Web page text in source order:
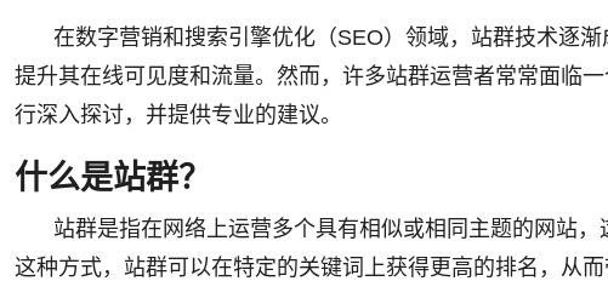
在数字营销和搜索引擎优化（SEO）领域，站群技术逐
提升其在线可见度和流量。然而，许多站群运营者常常面临
行深入探讨，并提供专业的建议。
什么是站群？
站群是指在网络上运营多个具有相似或相同主题的网站
这种方式，站群可以在特定的关键词上获得更高的排名，从